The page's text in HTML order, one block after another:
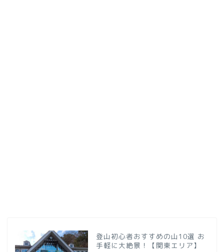
登山初心者おすすめの山10選 お
手軽に大絶景！【関東エリア】